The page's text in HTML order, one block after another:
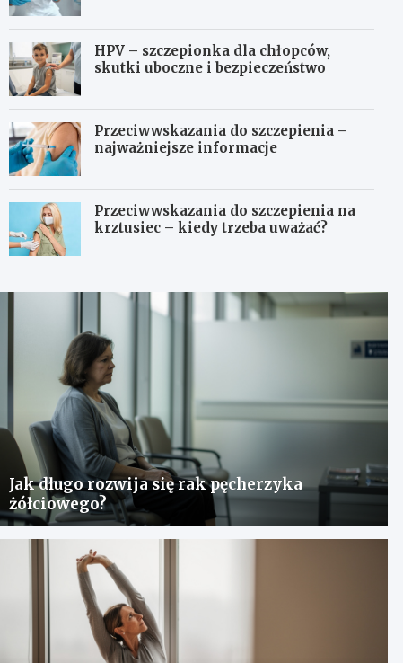
HPV – szczepionka dla chłopców,
skutki uboczne i bezpieczeństwo
Przeciwwskazania do szczepienia –
najważniejsze informacje
Przeciwwskazania do szczepienia na
krztusiec – kiedy trzeba uważać?
Jak długo rozwija się rak pęcherzyka
żółciowego?